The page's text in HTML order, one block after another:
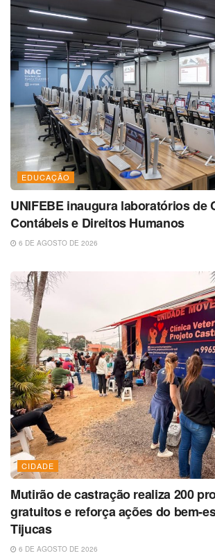
EDUCAÇÃO
UNIFEBE inaugura laboratórios de
Contábeis e Direitos Humanos
6 DE AGOSTO DE 2026
CIDADE
Mutirão de castração realiza 200
gratuitos e reforça ações do bem-
Tijucas
6 DE AGOSTO DE 2026